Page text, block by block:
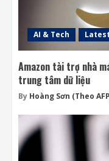
8
AI & Tech Latest
Amazon tài trợ nhà
trung tâm dữ liệu
By Hoàng Sơn (Theo